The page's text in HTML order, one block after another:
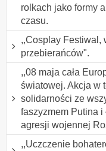
rolkach jako formy
czasu.
,,Cosplay Festiwal,
przebierańców".
,,08 maja cała
światowej. Akcja w
solidarności ze
faszyzmem Putina
agresji wojennej
,,Uczczenie